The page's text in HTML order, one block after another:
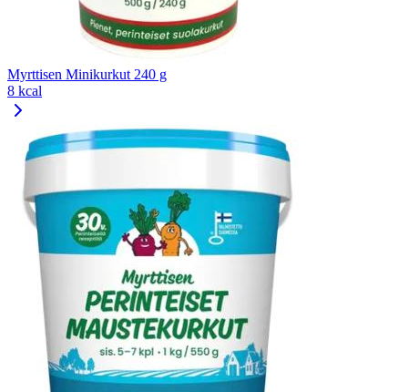
Myrttisen Minikurkut 240 g
8 kcal